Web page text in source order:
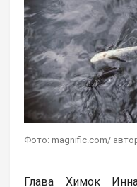
Фото: magnific.com/
Глава Химок